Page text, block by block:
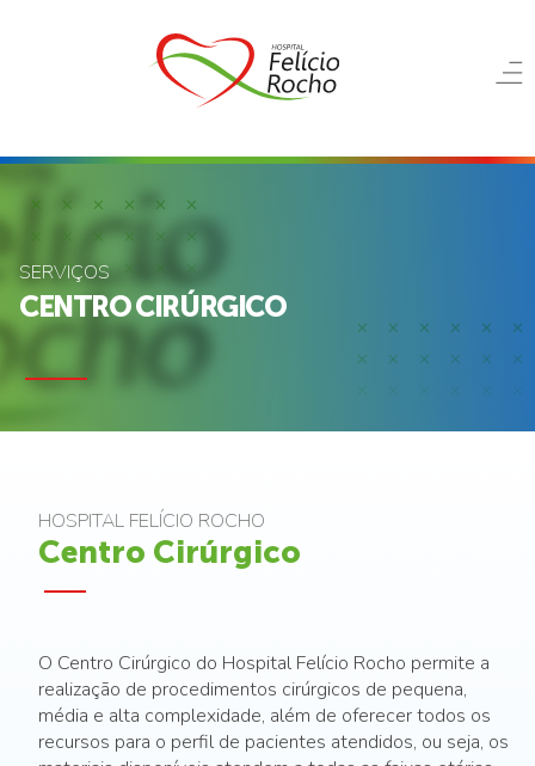
SERVIÇOS
CENTRO CIRÚRGICO
HOSPITAL FELÍCIO ROCHO
Centro Cirúrgico
O Centro Cirúrgico do Hospital Felício Rocho permite a
realização de procedimentos cirúrgicos de pequena,
média e alta complexidade, além de oferecer todos os
recursos para o perfil de pacientes atendidos, ou seja, os